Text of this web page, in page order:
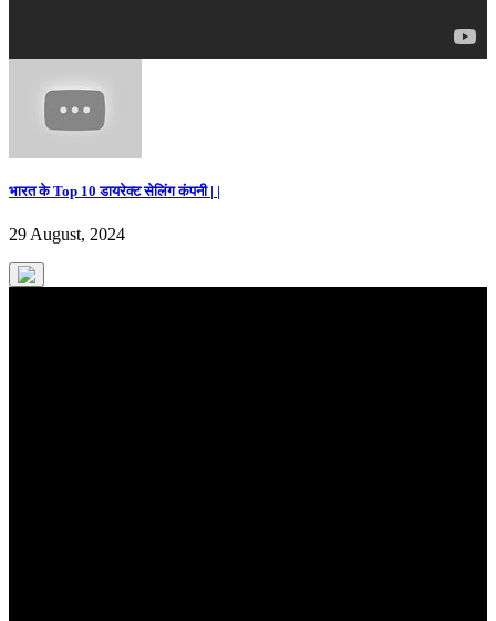
भारत के Top 10 डायरेक्ट सेलिंग कंपनी | |
29 August, 2024